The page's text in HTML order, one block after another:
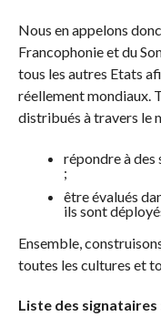
Nous en appelons
Francophonie et du
tous les autres Etats
réellement mondiaux.
distribués à travers le
répondre à
;
être évalués
ils sont
Ensemble,
toutes les cultures et
Liste des signataires